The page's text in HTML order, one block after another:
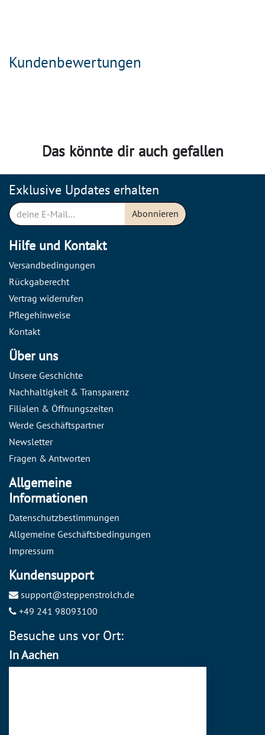
Kundenbewertungen
Das könnte dir auch gefallen
Besuche uns vor Ort:
In Aachen
Hilfe und Kontakt
Versandbedingungen
Rückgaberecht
Vertrag widerrufen
Pflegehinweise
Kontakt
Über uns
Unsere Geschichte
Nachhaltigkeit & Transparenz
Filialen & Öffnungszeiten
Werde Geschäftspartner
Newsletter
Fragen & Antworten
Allgemeine
Informationen
Datenschutzbestimmungen
Allgemeine Geschäftsbedingungen
Impressum
Kundensupport
support@steppenstrolch.de
+49 241 98093100
Exklusive Updates erhalten
Abonnieren